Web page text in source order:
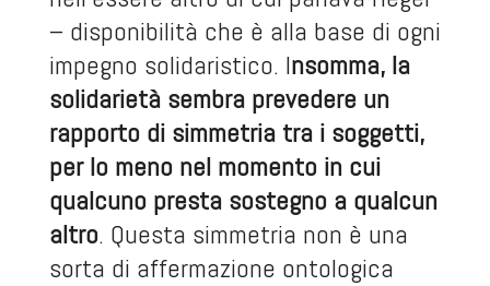
– disponibilità che è alla base di ogni
impegno solidaristico. Insomma, la
solidarietà sembra prevedere un
rapporto di simmetria tra i soggetti,
per lo meno nel momento in cui
qualcuno presta sostegno a qualcun
altro. Questa simmetria non è una
sorta di affermazione ontologica